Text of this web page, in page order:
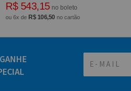
R$ 543,15no boleto
ou 6x de R$ 106,50 no cartão